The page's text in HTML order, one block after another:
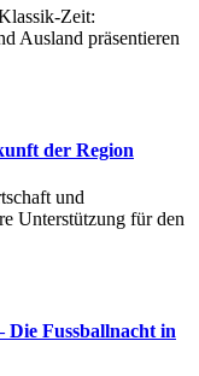
Zeit:
Ausland präsentieren
der Region
und
Unterstützung für den
Die Fussballnacht in